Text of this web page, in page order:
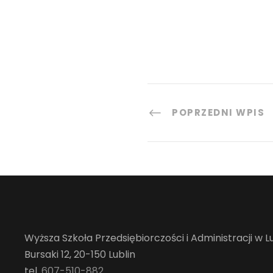
POPRZEDNI WPIS
Wyższa Szkoła Przedsiębiorczości i Administracji w
Bursaki 12, 20-150 Lublin